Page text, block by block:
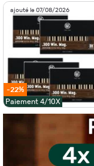
ajouté le 07/08/2026
-22%
Paiement 4/10X